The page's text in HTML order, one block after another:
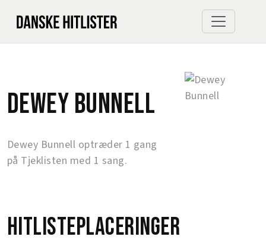
Dewey Bunnell
Dewey Bunnell optræder 1 gang
på Tjeklisten med 1 sang.
Hitlisteplaceringer